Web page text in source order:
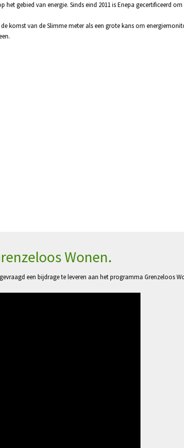
het gebied van energie. Sinds eind 2011 is Enepa gecertificeerd
komst van de Slimme meter als een grote kans om
Wonen.
een bijdrage te leveren aan het programma Grenzeloos